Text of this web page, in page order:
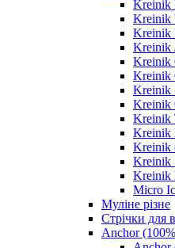
Kreinik
Kreinik
Kreinik
Kreinik
Kreinik
Kreinik
Kreinik
Kreinik
Kreinik
Kreinik
Kreinik
Kreinik
Kreinik
Micro
Муліне різне
Стрічки
Anchor